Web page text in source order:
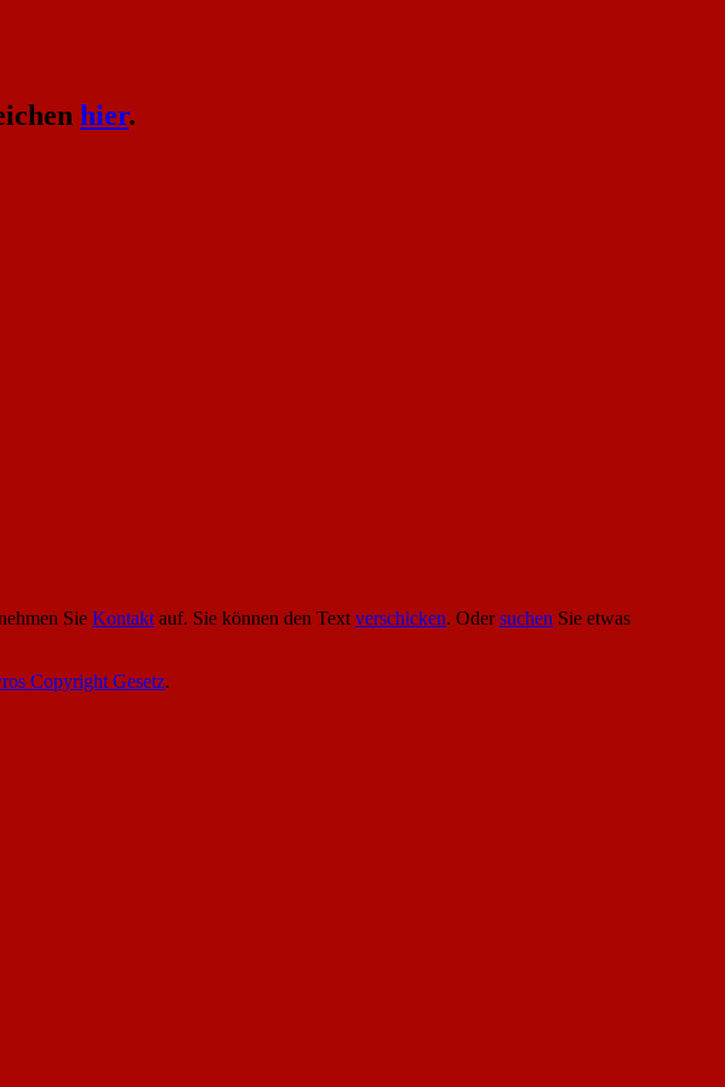
hier.
Sie Kontakt auf. Sie können den Text verschicken. Odersuchen Sie etwas
Copyright Gesetz.